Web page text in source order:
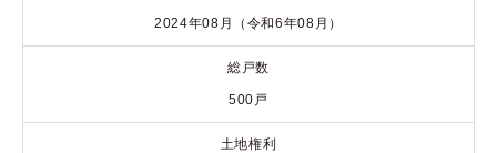
2024年08月（令和6年08月）
総戸数
500戸
土地権利